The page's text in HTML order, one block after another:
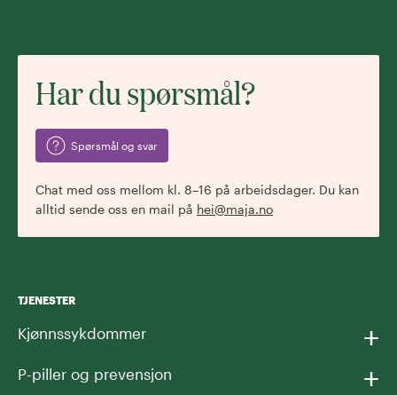
Har du spørsmål?
Spørsmål og svar
Chat med oss mellom kl. 8–16 på arbeidsdager. Du kan
alltid sende oss en mail på hei@maja.no
TJENESTER
Kjønnssykdommer +
P-piller og prevensjon +